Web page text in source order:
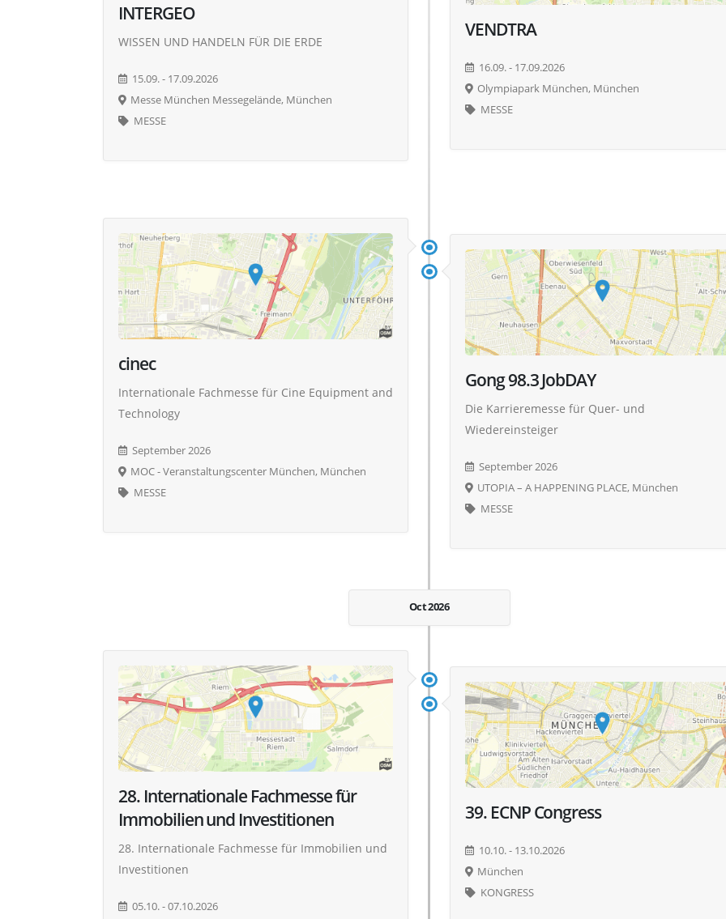
INTERGEO
WISSEN UND HANDELN FÜR DIE ERDE
15.09. - 17.09.2026
Messe München Messegelände, München
MESSE
VENDTRA
16.09. - 17.09.2026
Olympiapark München, München
MESSE
cinec
Internationale Fachmesse für Cine Equipment and
Technology
September 2026
MOC - Veranstaltungscenter München, München
MESSE
Gong 98.3 JobDAY
Die Karrieremesse für Quer- und
Wiedereinsteiger
September 2026
UTOPIA – A HAPPENING PLACE, München
MESSE
Oct 2026
28. Internationale Fachmesse für
Immobilien und Investitionen
28. Internationale Fachmesse für Immobilien und
Investitionen
05.10. - 07.10.2026
39. ECNP Congress
10.10. - 13.10.2026
München
KONGRESS